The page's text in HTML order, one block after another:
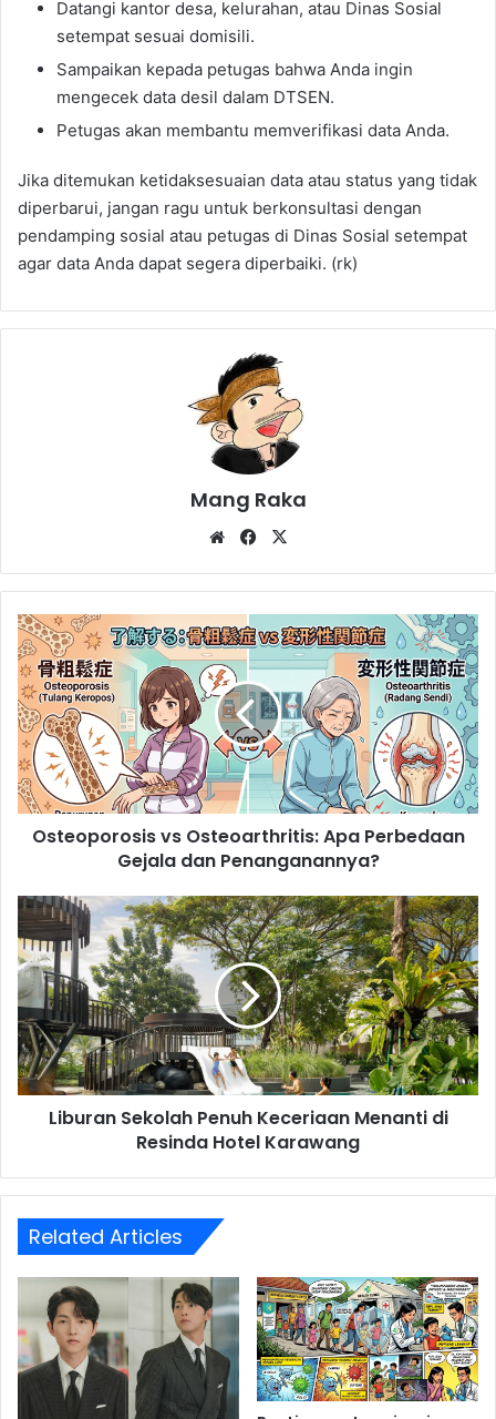
Datangi kantor desa, kelurahan, atau Dinas Sosial
setempat sesuai domisili.
Sampaikan kepada petugas bahwa Anda ingin
mengecek data desil dalam DTSEN.
Petugas akan membantu memverifikasi data Anda.
Jika ditemukan ketidaksesuaian data atau status yang tidak
diperbarui, jangan ragu untuk berkonsultasi dengan
pendamping sosial atau petugas di Dinas Sosial setempat
agar data Anda dapat segera diperbaiki. (rk)
Mang Raka
WebsiteFacebook
Osteoporosis
vs
Osteoarthritis:
Apa
Perbedaan
Gejala
dan
Penanganannya?
Osteoporosis vs Osteoarthritis: Apa Perbedaan
Gejala dan Penanganannya?
Liburan
Sekolah
Penuh
Keceriaan
Menanti
di
Resinda
Hotel
Karawang
Liburan Sekolah Penuh Keceriaan Menanti di
Resinda Hotel Karawang
Related Articles